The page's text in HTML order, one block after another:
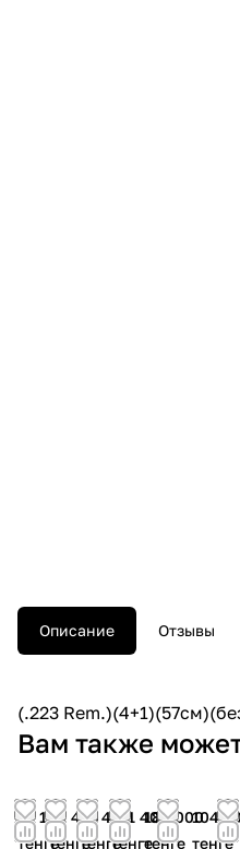
Описание Отзывы
(.223
Вам также
74 190
тенге
91 420
тенге
91 420
тенге
121 400
тенге
182 000
тенге
104
тенге